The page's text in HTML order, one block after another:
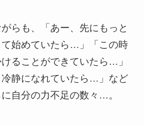
らも、「あー、先にもっと
始めていたら…」「この時
ることができていたら…」
冷静になれていたら…」など
自分の力不足の数々…。